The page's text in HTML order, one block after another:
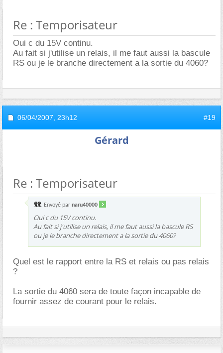
Re : Temporisateur
Oui c du 15V continu.
Au fait si j'utilise un relais, il me faut aussi la bascule
RS ou je le branche directement a la sortie du 4060?
06/04/2007, 23h12 #19
Gérard
Re : Temporisateur
Envoyé par naru40000
Oui c du 15V continu.
Au fait si j'utilise un relais, il me faut aussi la bascule RS
ou je le branche directement a la sortie du 4060?
Quel est le rapport entre la RS et relais ou pas relais
?
La sortie du 4060 sera de toute façon incapable de
fournir assez de courant pour le relais.